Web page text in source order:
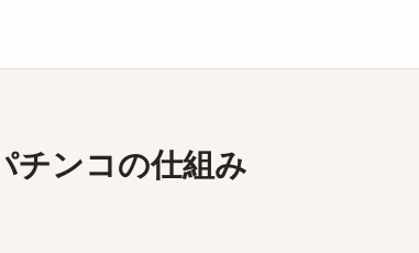
チンコの仕組み